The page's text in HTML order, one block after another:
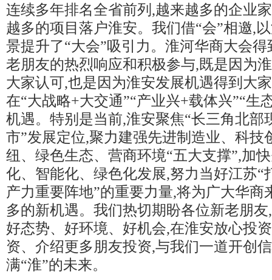
连续多年排名全省前列,越来越多的企业
越多的项目落户淮安。我们借“会”相邀,
景提升了“大会”吸引力。淮河华商大会
老朋友的热烈响应和积极参与,既是因为
大家认可,也是因为淮安发展机遇得到大
在“大战略+大交通”“产业兴+载体兴”“生
机遇。特别是当前,淮安聚焦“长三角北部
市”发展定位,聚力建强先进制造业、科技
纽、绿色生态、营商环境“五大支撑”,加
化、智能化、绿色化发展,努力当好江苏“
产力重要阵地”的重要力量,将为广大华商
多的新机遇。我们热切期盼各位新老朋
好态势、好环境、好机会,在淮安放心投
资、介绍更多朋友投资,与我们一道开创
满“淮”的未来。